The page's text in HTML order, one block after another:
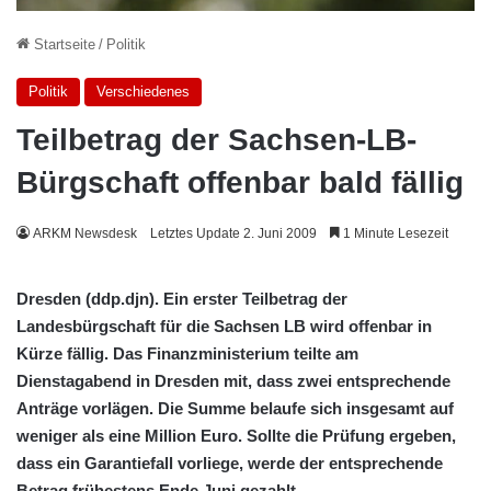
Startseite / Politik
Politik Verschiedenes
Teilbetrag der Sachsen-LB-
Bürgschaft offenbar bald fällig
ARKM Newsdesk Letztes Update 2. Juni 2009 1 Minute Lesezeit
Dresden (ddp.djn). Ein erster Teilbetrag der
Landesbürgschaft für die Sachsen LB wird offenbar in
Kürze fällig. Das Finanzministerium teilte am
Dienstagabend in Dresden mit, dass zwei entsprechende
Anträge vorlägen. Die Summe belaufe sich insgesamt auf
weniger als eine Million Euro. Sollte die Prüfung ergeben,
dass ein Garantiefall vorliege, werde der entsprechende